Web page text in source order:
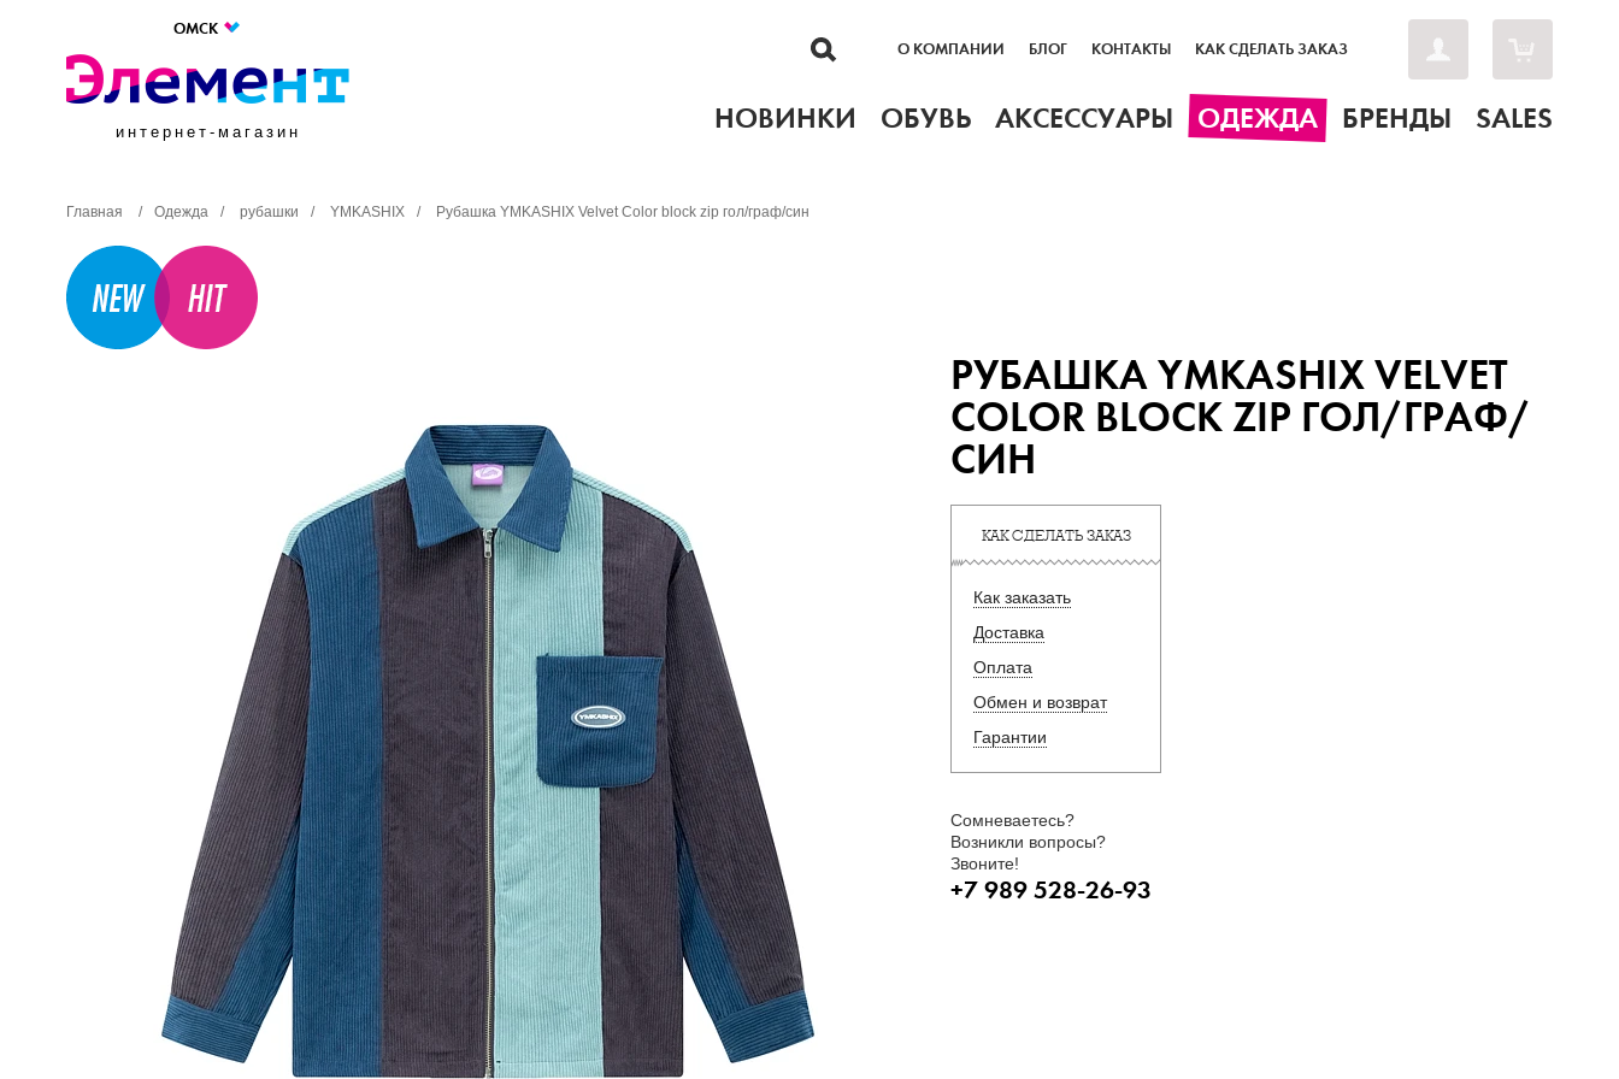
ОМСК
интернет-магазин
О КОМПАНИИ БЛОГ КОНТАКТЫ КАК СДЕЛАТЬ ЗАКАЗ
НОВИНКИ ОБУВЬ АКСЕССУАРЫ ОДЕЖДА БРЕНДЫ SALES
Главная / Одежда / рубашки / YMKASHIX / Рубашка YMKASHIX Velvet Color block zip гол/граф/син
РУБАШКА YMKASHIX VELVET
COLOR BLOCK ZIP ГОЛ/ГРАФ/
СИН
КАК СДЕЛАТЬ ЗАКАЗ
Как заказать
Доставка
Оплата
Обмен и возврат
Гарантии
Сомневаетесь?
Возникли вопросы?
Звоните!
+7 989 528-26-93